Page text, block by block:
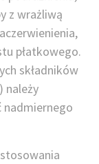
z wrażliwą
płatkowego.
składników
należy
nadmiernego